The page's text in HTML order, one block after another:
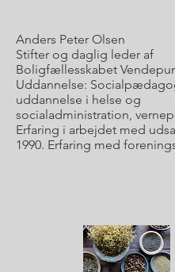
Anders Peter Olsen
Stifter og daglig leder af
Boligfællesskabet
Uddannelse:
uddannelse i helse og
socialadministration,
Erfaring i arbejdet med
1990. Erfaring med